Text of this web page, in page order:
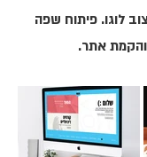
לוגו. פיתוח שפה
והקמת אתר.